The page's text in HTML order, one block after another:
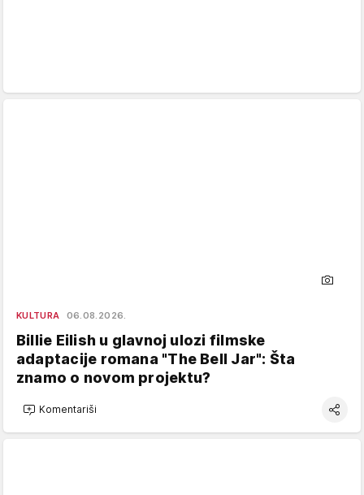
KULTURA 06.08.2026.
Billie Eilish u glavnoj ulozi filmske
adaptacije romana "The Bell Jar": Šta
znamo o novom projektu?
Komentariši